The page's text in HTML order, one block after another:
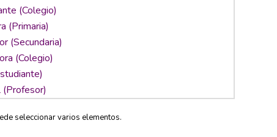
seleccionar varios elementos.